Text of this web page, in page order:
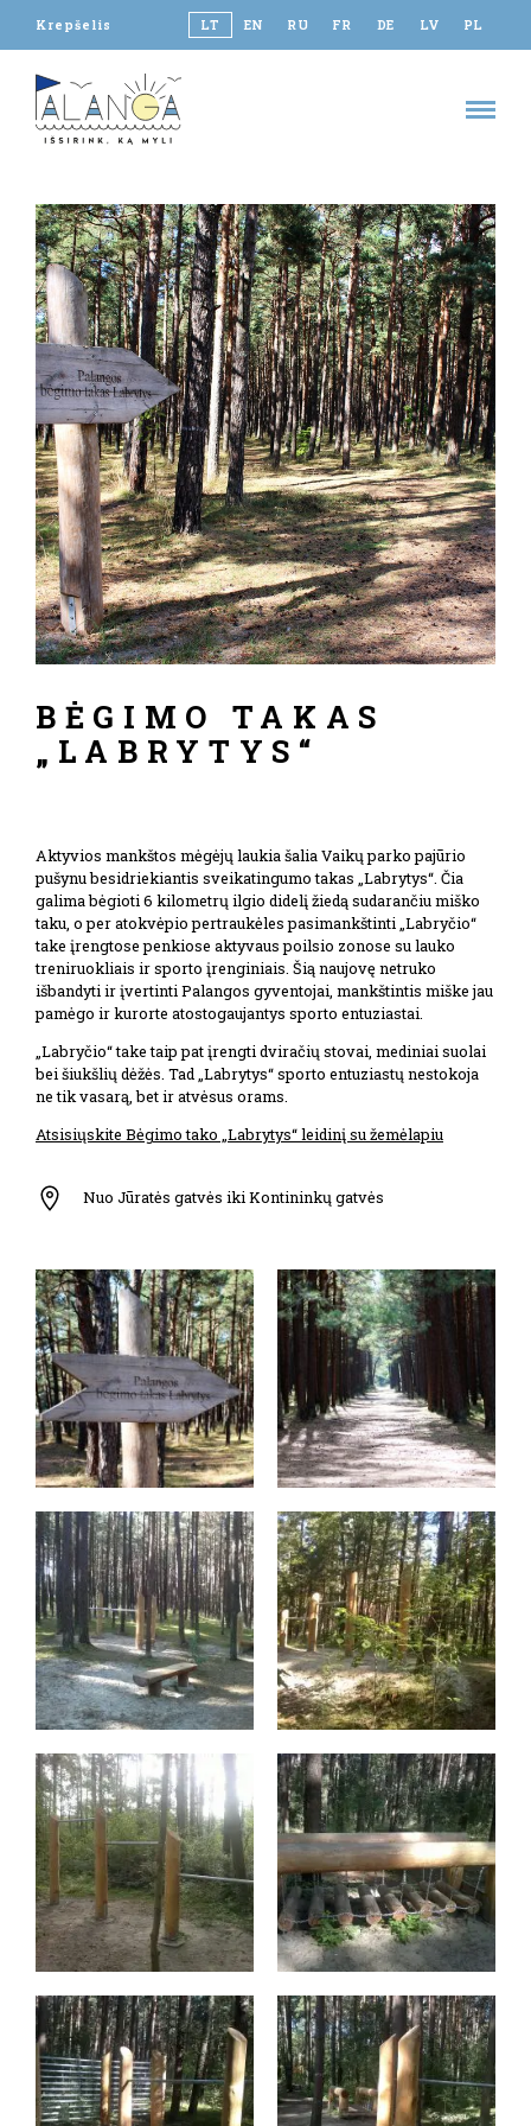
Krepšelis LT EN RU FR DE LV PL
BĖGIMO TAKAS
„LABRYTYS“
Aktyvios mankštos mėgėjų laukia šalia Vaikų parko pajūrio
pušynu besidriekiantis sveikatingumo takas „Labrytys“. Čia
galima bėgioti 6 kilometrų ilgio didelį žiedą sudarančiu miško
taku, o per atokvėpio pertraukėles pasimankštinti „Labryčio“
take įrengtose penkiose aktyvaus poilsio zonose su lauko
treniruokliais ir sporto įrenginiais. Šią naujovę netruko
išbandyti ir įvertinti Palangos gyventojai, mankštintis miške jau
pamėgo ir kurorte atostogaujantys sporto entuziastai.
„Labryčio“ take taip pat įrengti dviračių stovai, mediniai suolai
bei šiukšlių dėžės. Tad „Labrytys“ sporto entuziastų nestokoja
ne tik vasarą, bet ir atvėsus orams.
Atsisiųskite Bėgimo tako „Labrytys“ leidinį su žemėlapiu
Nuo Jūratės gatvės iki Kontininkų gatvės